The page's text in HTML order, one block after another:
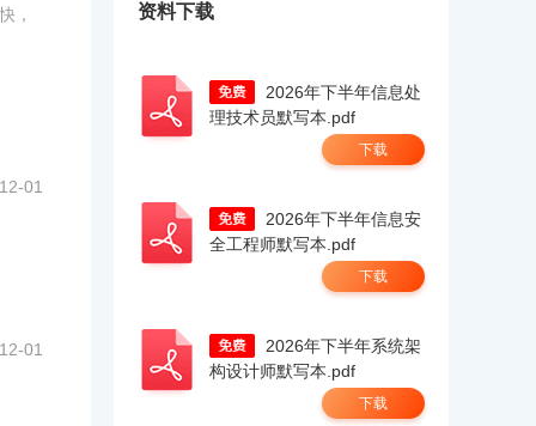
，
01
01
资料下载
理技术员默写本.pdf
下载
全工程师默写本.pdf
下载
构设计师默写本.pdf
下载